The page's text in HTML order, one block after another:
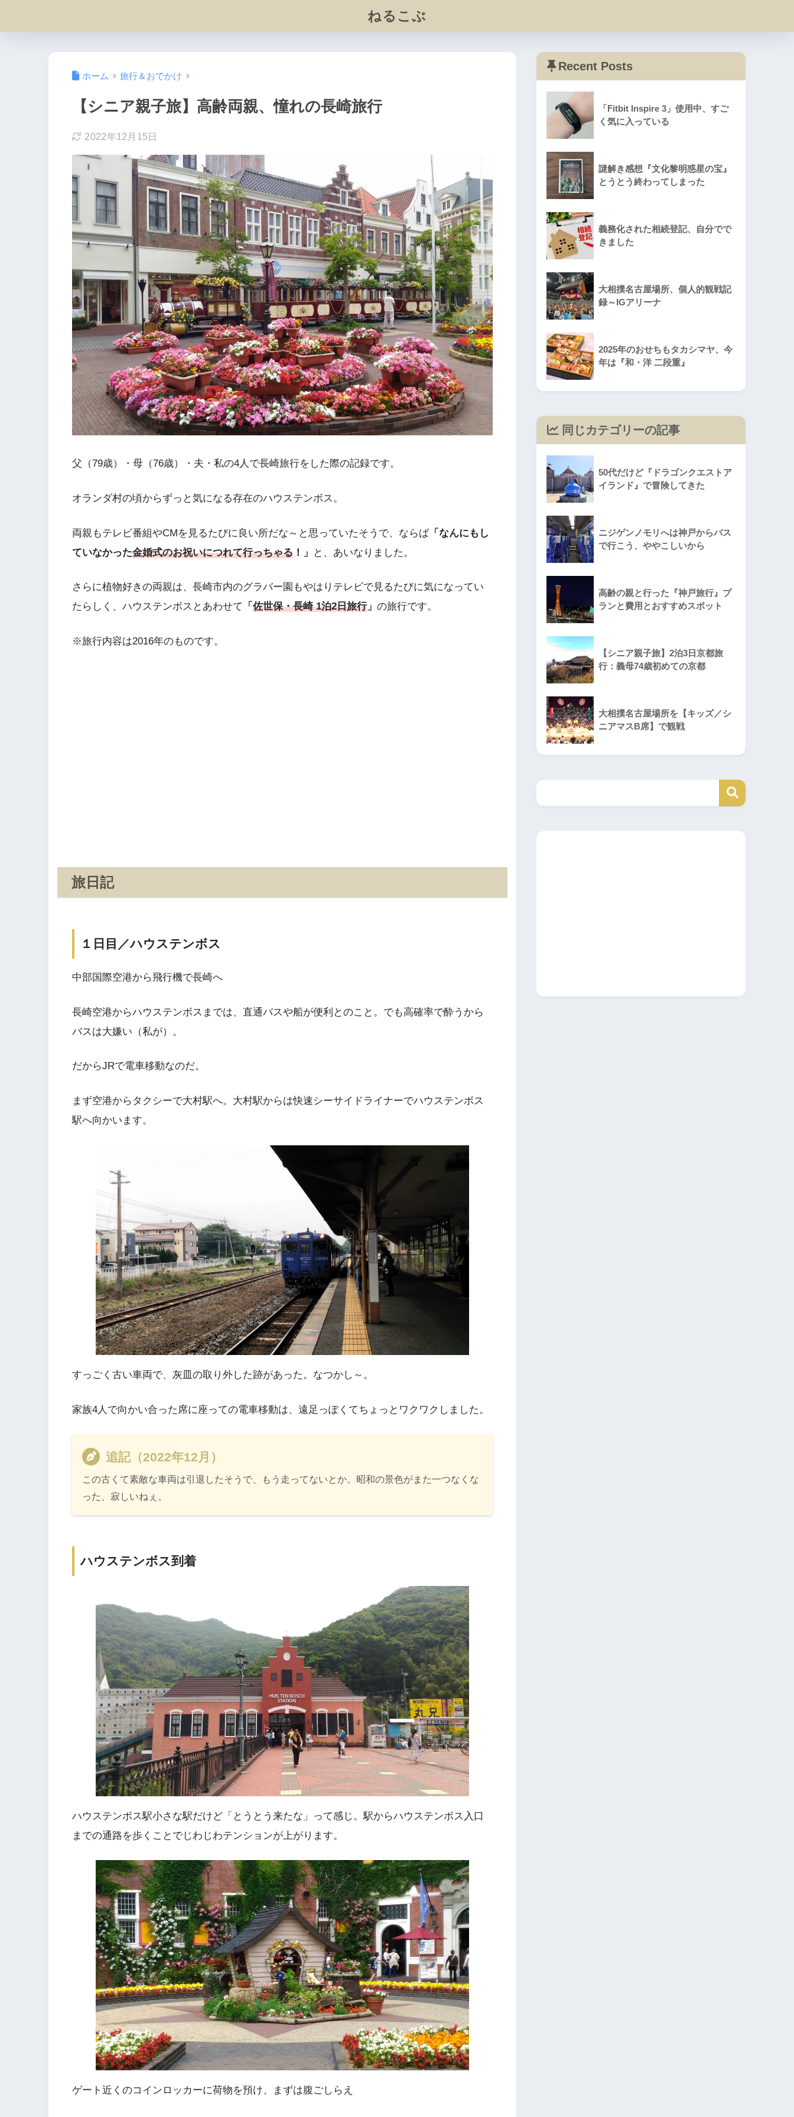
ねるこぶ
ホーム 旅行＆おでかけ
【シニア親子旅】高齢両親、憧れの長崎旅行
2022年12月15日
父（79歳）・母（76歳）・夫・私の4人で長崎旅行をした際の記録です。
オランダ村の頃からずっと気になる存在のハウステンボス。
両親もテレビ番組やCMを見るたびに良い所だな～と思っていたそうで、ならば「なんにもし
ていなかった金婚式のお祝いにつれて行っちゃる ！」 と、あいなりました。
さらに植物好きの両親は、長崎市内のグラバー園もやはりテレビで見るたびに気になってい
たらしく、ハウステンボスとあわせて
「 佐世保・長崎 1泊2日旅行」 の旅行です。
※旅行内容は2016年のものです。
旅日記
１日目／ハウステンボス
中部国際空港から飛行機で長崎へ
長崎空港からハウステンボスまでは、直通バスや船が便利とのこと。でも高確率で酔うから
バスは大嫌い（私が）。
だからJRで電車移動なのだ。
まず空港からタクシーで大村駅へ。大村駅からは快速シーサイドライナーでハウステンボス
駅へ向かいます。
すっごく古い車両で、灰皿の取り外した跡があった。なつかし～。
家族4人で向かい合った席に座っての電車移動は、遠足っぽくてちょっとワクワクしました。
追記（2022年12月）
この古くて素敵な車両は引退したそうで、もう走ってないとか。昭和の景色がまた一つなくな
った、寂しいねぇ。
ハウステンボス到着
ハウステンボス駅小さな駅だけど「とうとう来たな」って感じ。駅からハウステンボス入口
までの通路を歩くことでじわじわテンションが上がります。
ゲート近くのコインロッカーに荷物を預け、まずは腹ごしらえ
Recent Posts
「Fitbit Inspire 3」使用中、すご
く気に入っている
謎解き感想『文化黎明惑星の宝』
とうとう終わってしまった
義務化された相続登記、自分でで
きました
大相撲名古屋場所、個人的観戦記
録～IGアリーナ
2025年のおせちもタカシマヤ、今
年は『和・洋 二段重』
同じカテゴリーの記事
50代だけど『ドラゴンクエストア
イランド』で冒険してきた
ニジゲンノモリへは神戸からバス
で行こう、ややこしいから
高齢の親と行った『神戸旅行』プ
ランと費用とおすすめスポット
【シニア親子旅】2泊3日京都旅
行：義母74歳初めての京都
大相撲名古屋場所を【キッズ／シ
ニアマスB席】で観戦